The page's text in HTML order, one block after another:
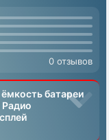
0 отзывов
ёмкость батареи
Радио